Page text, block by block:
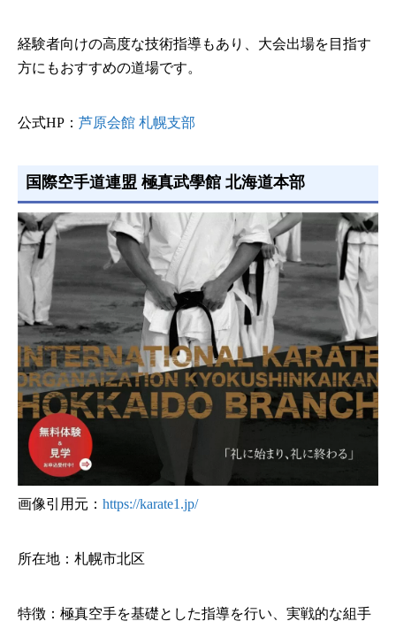
経験者向けの高度な技術指導もあり、大会出場を目指す
方にもおすすめの道場です。
公式HP： 芦原会館 札幌支部
国際空手道連盟 極真武學館 北海道本部
画像引用元： https://karate1.jp/
所在地：札幌市北区
特徴：極真空手を基礎とした指導を行い、実戦的な組手